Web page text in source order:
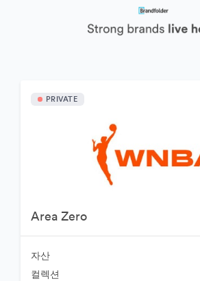
PRIVATE
Area Zero
자산
컬렉션